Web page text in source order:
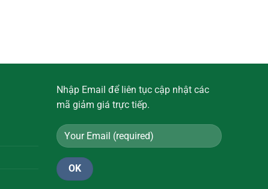
Nhập Email để liên tục cập nhật các
mã giảm giá trực tiếp.